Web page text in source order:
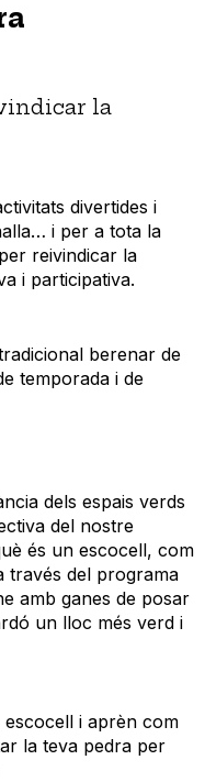
la
divertides i
i per a tota la
reivindicar la
i participativa.
berenar de
temporada i de
dels espais verds
del nostre
és un escocell, com
través del programa
amb ganes de posar
un lloc més verd i
escocell i aprèn com
la teva pedra per